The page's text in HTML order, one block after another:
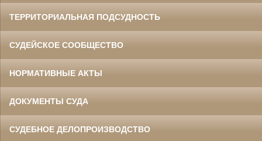
ТЕРРИТОРИАЛЬНАЯ ПОДСУДНОСТЬ
СУДЕЙСКОЕ СООБЩЕСТВО
НОРМАТИВНЫЕ АКТЫ
ДОКУМЕНТЫ СУДА
СУДЕБНОЕ ДЕЛОПРОИЗВОДСТВО